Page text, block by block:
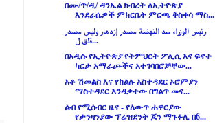
በሙ/ጥ/ዲ/ ዳንኤል ክብረት ለኢትዮጵያ
እንደራሴዎች ምክርቤት ምርጫ ቅስቀሳ ማስ...
رئيس الوزراء سد النهضة مصدر إزدهار وليس مصدر
قلق ل...
በአዲሱ የኢትዮጵያ የትምህርት ፖሊሲ እና ፍኖተ
ካርታ አማራጮችና አተገባበሮቻቸው...
አቶ ሽመልስ እና የክልሉ አስተዳደር ኦሮምያን
ማስተዳደር እንዳቃተው በግልጥ መና...
ልብ የሚሰብር ዜና - የለውጥ ሐዋርያው
የታንዛንያው ፕሬዝደንት ጆን ማጉፉሊ በ6...